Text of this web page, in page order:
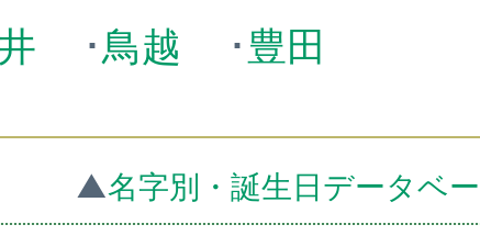
･鳥越 ･ 豊田
▲名字別・誕生日データベ